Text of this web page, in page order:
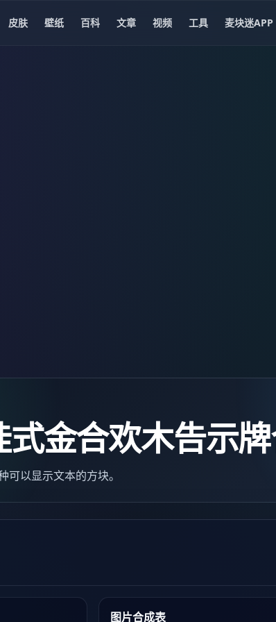
皮肤 壁纸 百科 文章 视频 工具 麦块迷APP
金合欢木告示
以显示文本的方块。
图片合成表